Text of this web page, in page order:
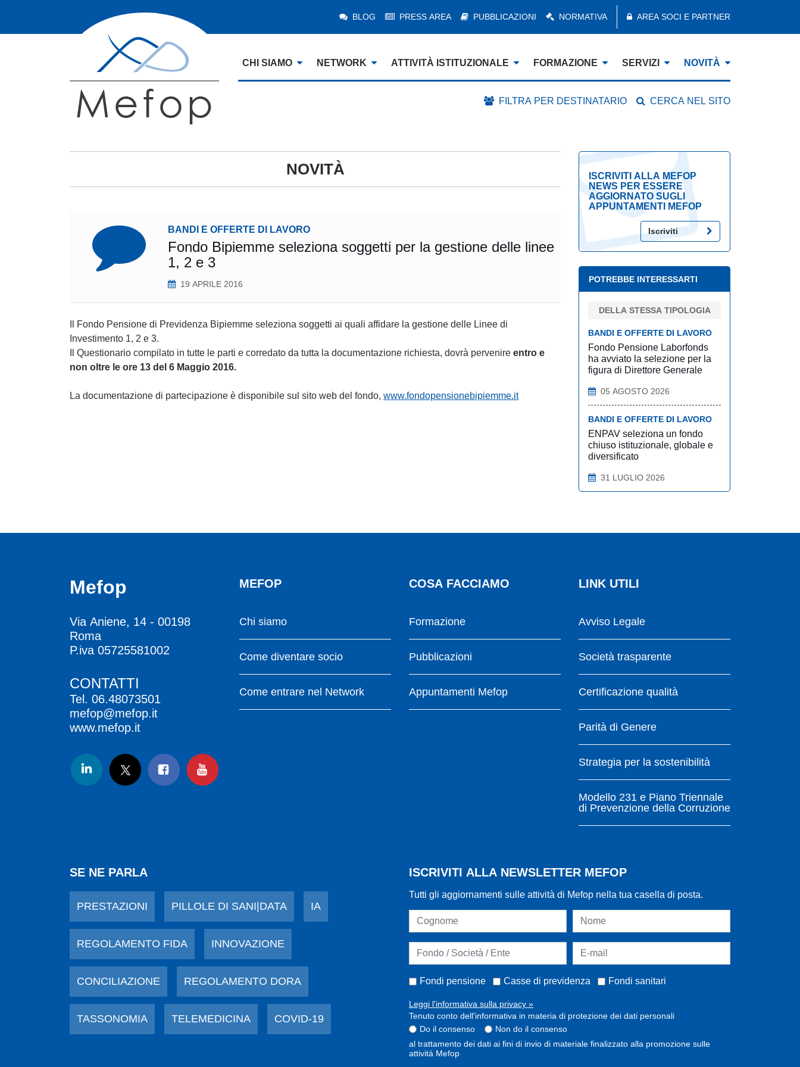
BLOG PRESS AREA PUBBLICAZIONI NORMATIVA AREA SOCI E PARTNER
CHI SIAMO NETWORK ATTIVITÀ ISTITUZIONALE FORMAZIONE SERVIZI NOVITÀ
FILTRA PER DESTINATARIO CERCA NEL SITO
NOVITÀ
BANDI E OFFERTE DI LAVORO
Fondo Bipiemme seleziona soggetti per la gestione delle linee
1, 2 e 3
19 APRILE 2016
Il Fondo Pensione di Previdenza Bipiemme seleziona soggetti ai quali affidare la gestione delle Linee di
Investimento 1, 2 e 3.
Il Questionario compilato in tutte le parti e corredato da tutta la documentazione richiesta, dovrà pervenire entro e
non oltre le ore 13 del 6 Maggio 2016.
La documentazione di partecipazione è disponibile sul sito web del fondo, www.fondopensionebipiemme.it
ISCRIVITI ALLA MEFOP
NEWS PER ESSERE
AGGIORNATO SUGLI
APPUNTAMENTI MEFOP
Iscriviti
POTREBBE INTERESSARTI
DELLA STESSA TIPOLOGIA
BANDI E OFFERTE DI LAVORO
Fondo Pensione Laborfonds
ha avviato la selezione per la
figura di Direttore Generale
05 AGOSTO 2026
BANDI E OFFERTE DI LAVORO
ENPAV seleziona un fondo
chiuso istituzionale, globale e
diversificato
31 LUGLIO 2026
Mefop
Via Aniene, 14 - 00198
Roma
P.iva 05725581002
CONTATTI
Tel. 06.48073501
mefop@mefop.it
www.mefop.it
MEFOP
Chi siamo
Come diventare socio
Come entrare nel Network
COSA FACCIAMO
Formazione
Pubblicazioni
Appuntamenti Mefop
LINK UTILI
Avviso Legale
Società trasparente
Certificazione qualità
Parità di Genere
Strategia per la sostenibilità
Modello 231 e Piano Triennale
di Prevenzione della Corruzione
SE NE PARLA
PRESTAZIONI PILLOLE DI SANI|DATA IA
REGOLAMENTO FIDA INNOVAZIONE
CONCILIAZIONE REGOLAMENTO DORA
TASSONOMIA TELEMEDICINA COVID-19
ISCRIVITI ALLA NEWSLETTER MEFOP
Tutti gli aggiornamenti sulle attività di Mefop nella tua casella di posta.
Fondi pensione Casse di previdenza Fondi sanitari
Leggi l'informativa sulla privacy »
Tenuto conto dell'informativa in materia di protezione dei dati personali
Do il consenso
Non do il consenso
al trattamento dei dati ai fini di invio di materiale finalizzato alla promozione sulle
attività Mefop